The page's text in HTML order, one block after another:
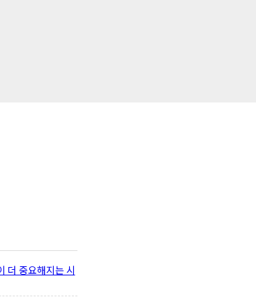
더 중요해지는 시